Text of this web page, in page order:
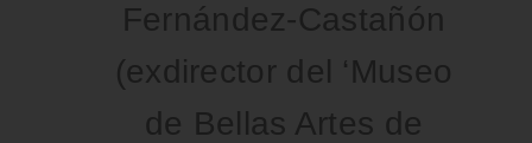
Fernández-Castañón
(exdirector del ‘Museo
de Bellas Artes de